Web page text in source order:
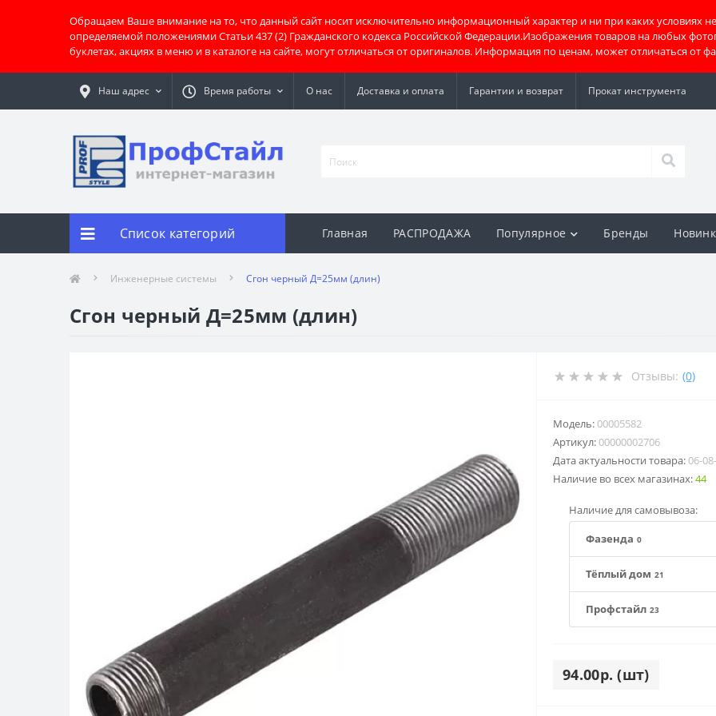
Обращаем Ваше внимание на то, что данный сайт носит исключительно информационный характер и ни при каких условиях
определяемой положениями Статьи 437 (2) Гражданского кодекса Российской Федерации.Изображения товаров на любых
буклетах, акциях в меню и в каталоге на сайте, могут отличаться от оригиналов. Информация по ценам, может отличаться от
Наш адрес Время работы О нас Доставка и оплата Гарантии и возврат Прокат инструмента
Список категорий Главная РАСПРОДАЖА Популярное Бренды
Инженерные системы Сгон черный Д=25мм (длин)
Сгон черный Д=25мм (длин)
Отзывы: (0)
Модель:00005582
Артикул:00000002706
Дата актуальности товара:06-
Наличие во всех магазинах:44
Наличие для самовывоза:
Фазенда 0
Тёплый дом 21
Профстайл 23
94.00р. (шт)